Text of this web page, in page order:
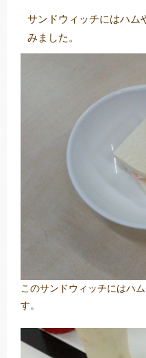
トレキン
サンドウィッチにはハム
みました。
このサンドウィッチにはハ